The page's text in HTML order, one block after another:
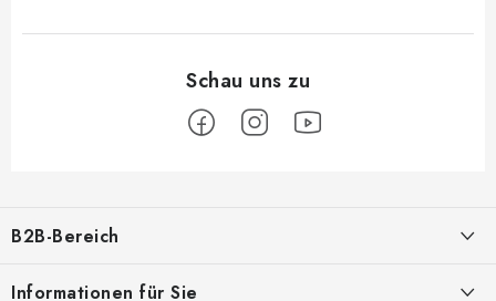
ß
z
B2B-Bereich
Informationen für Sie